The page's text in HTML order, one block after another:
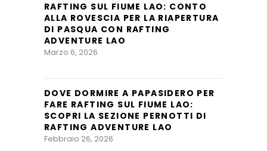
RAFTING SUL FIUME LAO: CONTO
ALLA ROVESCIA PER LA RIAPERTURA
DI PASQUA CON RAFTING
ADVENTURE LAO
Marzo 6, 2026
DOVE DORMIRE A PAPASIDERO PER
FARE RAFTING SUL FIUME LAO:
SCOPRI LA SEZIONE PERNOTTI DI
RAFTING ADVENTURE LAO
Febbraio 26, 2026